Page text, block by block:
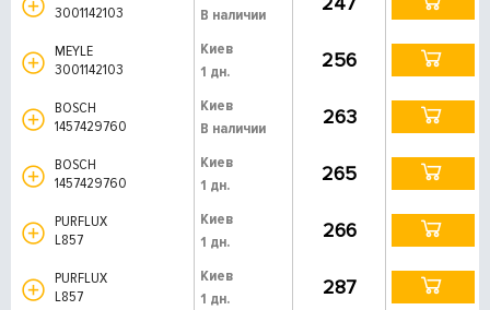
3001142103
В наличии
MEYLE
3001142103
Киев
1 дн.
256
BOSCH
1457429760
Киев
В наличии
263
BOSCH
1457429760
Киев
1 дн.
265
PURFLUX
L857
Киев
1 дн.
266
PURFLUX
L857
Киев
1 дн.
287